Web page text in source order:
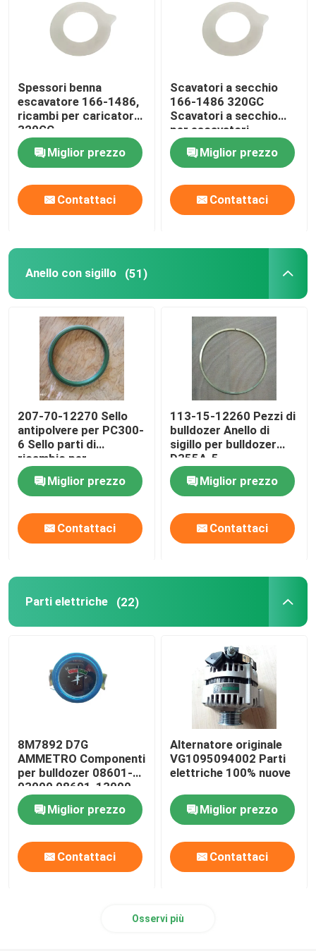
Chi Siamo
Visita alla fabbrica
Controllo della qualità
scarica
Chiedi un preventivo
Download
Parti della trasmissione
parti del bulldozer
parti del caricatore
Anello con sigillo
Parti elettriche
Parti di escavatori
Parti idrauliche
Parti di motori
Spessori benna
escavatore 166-1486,
ricambi per caricatore
320GC
Miglior prezzo
Contattaci
Scavatori a secchio
166-1486 320GC
Scavatori a secchio
per escavatori
Miglior prezzo
Contattaci
Anello con sigillo (51)
207-70-12270 Sello
antipolvere per PC300-
6 Sello parti di
ricambio per
escavatori
Miglior prezzo
Contattaci
113-15-12260 Pezzi di
bulldozer Anello di
sigillo per bulldozer
D355A-5
Miglior prezzo
Contattaci
Parti elettriche (22)
8M7892 D7G
AMMETRO Componenti
per bulldozer 08601-
03000 08601-13000
Miglior prezzo
Contattaci
Alternatore originale
VG1095094002 Parti
elettriche 100% nuove
Miglior prezzo
Contattaci
Osservi più